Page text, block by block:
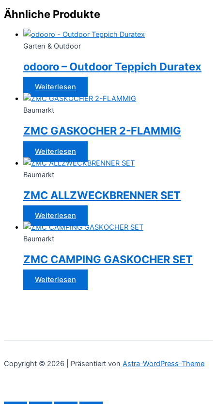
Ähnliche Produkte
Garten & Outdoor
odooro – Outdoor Teppich Duratex
Weiterlesen
Baumarkt
ZMC GASKOCHER 2-FLAMMIG
Weiterlesen
Baumarkt
ZMC ALLZWECKBRENNER SET
Weiterlesen
Baumarkt
ZMC CAMPING GASKOCHER SET
Weiterlesen
Copyright © 2026 | Präsentiert von Astra-WordPress-Theme